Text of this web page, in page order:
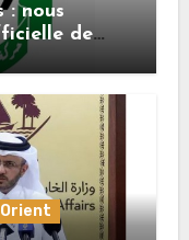
: nous
de
de